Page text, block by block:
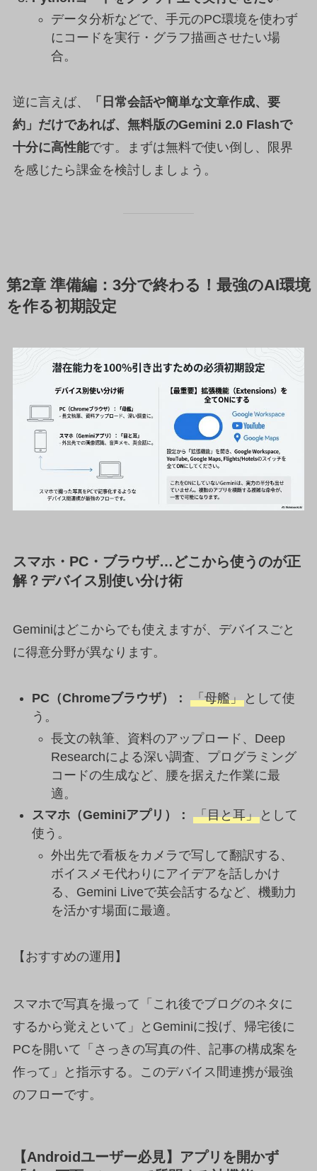
データ分析などで、手元のPC環境を使わず
にコードを実行・グラフ描画させたい場
合。
逆に言えば、
「日常会話や簡単な文章作成、要
約」だけであれば、無料版のGemini 2.0 Flashで
十分に高性能です。まずは無料で使い倒し、限界
を感じたら課金を検討しましょう。
第2章 準備編：3分で終わる！最強のAI環境
を作る初期設定
スマホ・PC・ブラウザ…どこから使うのが正
解？デバイス別使い分け術
Geminiはどこからでも使えますが、デバイスごと
に得意分野が異なります。
PC（Chromeブラウザ）： 「母艦」として使
う。
長文の執筆、資料のアップロード、Deep
Researchによる深い調査、プログラミング
コードの生成など、腰を据えた作業に最
適。
スマホ（Geminiアプリ）：
「目と耳」として
使う。
外出先で看板をカメラで写して翻訳する、
ボイスメモ代わりにアイデアを話しかけ
る、Gemini Liveで英会話するなど、機動力
を活かす場面に最適。
【おすすめの運用】
スマホで写真を撮って「これ後でブログのネタに
するから覚えといて」とGeminiに投げ、帰宅後に
PCを開いて「さっきの写真の件、記事の構成案を
作って」と指示する。このデバイス間連携が最強
のフローです。
【Androidユーザー必見】アプリを開かず